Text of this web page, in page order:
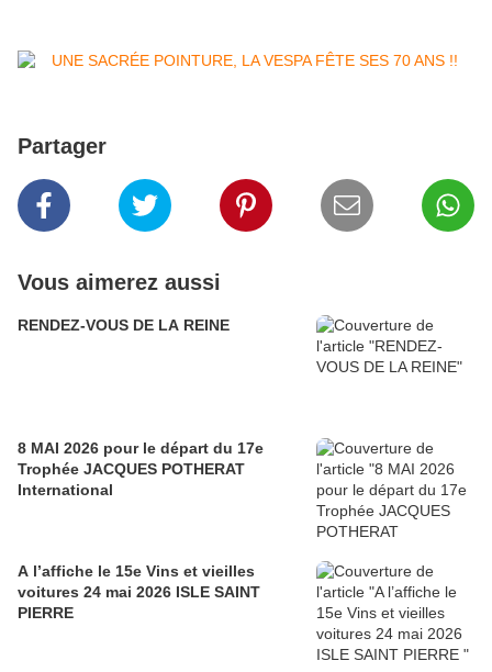
Partager
Vous aimerez aussi
RENDEZ-VOUS DE LA REINE
8 MAI 2026 pour le départ du 17e
Trophée JACQUES POTHERAT
International
A l’affiche le 15e Vins et vieilles
voitures 24 mai 2026 ISLE SAINT
PIERRE